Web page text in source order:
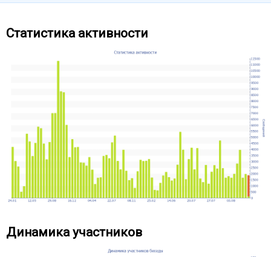
Статистика активности
Динамика участников